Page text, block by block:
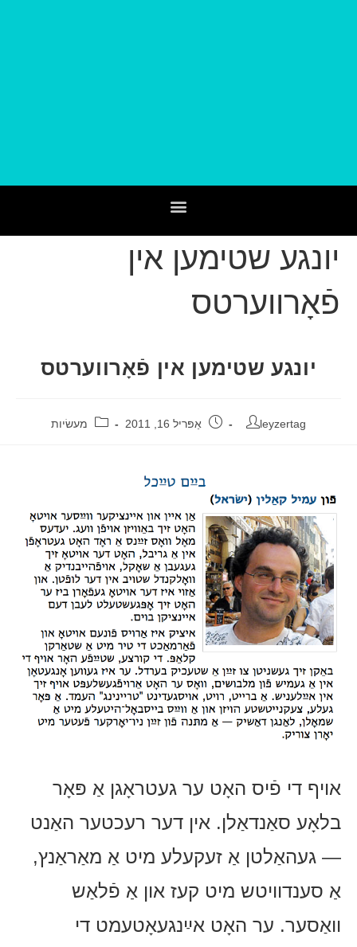
יונגע שטימען אין
פֿאָרווערטס
יונגע שטימען אין פֿאָרווערטס
leyzertag אַפּריל 16, 2011 מעשׂיות
אויף די פֿיס האָט ער געטראָגן אַ פּאָר
בלאָע סאַנדאַלן. אין דער רעכטער האַנט
— געהאַלטן אַ זעקעלע מיט אַ מאַראַנץ,
אַ סענדוויטש מיט קעז און אַ פֿלאַש
וואַסער. ער האָט אײַנגעאָטעמט די